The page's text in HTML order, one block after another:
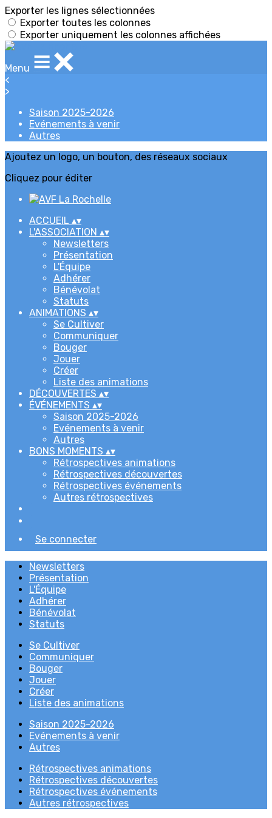
Exporter les lignes sélectionnées
Exporter toutes les colonnes
Exporter uniquement les colonnes affichées
Menu
<
>
Saison 2025-2026
Evénements à venir
Autres
Ajoutez un logo, un bouton, des réseaux sociaux
Cliquez pour éditer
ACCUEIL ▴▾
L'ASSOCIATION ▴▾
Newsletters
Présentation
L'Équipe
Adhérer
Bénévolat
Statuts
ANIMATIONS ▴▾
Se Cultiver
Communiquer
Bouger
Jouer
Créer
Liste des animations
DÉCOUVERTES ▴▾
ÉVÉNEMENTS ▴▾
Saison 2025-2026
Evénements à venir
Autres
BONS MOMENTS ▴▾
Rétrospectives animations
Rétrospectives découvertes
Rétrospectives événements
Autres rétrospectives
Se connecter
Newsletters
Présentation
L'Équipe
Adhérer
Bénévolat
Statuts
Se Cultiver
Communiquer
Bouger
Jouer
Créer
Liste des animations
Saison 2025-2026
Evénements à venir
Autres
Rétrospectives animations
Rétrospectives découvertes
Rétrospectives événements
Autres rétrospectives